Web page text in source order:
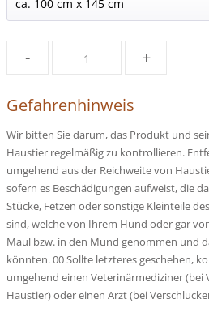
- +
Gefahrenhinweis
Wir bitten Sie darum, das Produkt und
Haustier regelmäßig zu kontrollieren.
umgehend aus der Reichweite von
sofern es Beschädigungen aufweist, die
Stücke, Fetzen oder sonstige Kleinteile
sind, welche von Ihrem Hund oder gar
Maul bzw. in den Mund genommen und
könnten. 00 Sollte letzteres geschehen,
umgehend einen Veterinärmediziner (bei
Haustier) oder einen Arzt (bei